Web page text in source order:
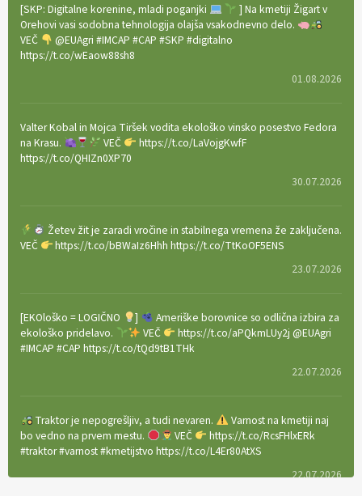
[SKP: Digitalne korenine, mladi poganjki
] Na kmetiji Žigart v
Orehovi vasi sodobna tehnologija olajša vsakodnevno delo.
VEČ
@EUAgri #IMCAP #CAP #SKP #digitalno
https://t.co/wEaow88sh8
01.08.2026
Valter Kobal in Mojca Tiršek vodita ekološko vinsko posestvo Fedora
na Krasu.
VEČ
https://t.co/LaVojgKwfF
https://t.co/QHIZn0XP70
30.07.2026
Žetev žit je zaradi vročine in stabilnega vremena že zaključena.
VEČ
https://t.co/bBWaIz6Hhh https://t.co/TtKoOF5ENS
23.07.2026
[EKOloško = LOGIČNO ]
Ameriške borovnice so odlična izbira za
ekološko pridelavo.
VEČ
https://t.co/aPQkmLUy2j @EUAgri
#IMCAP #CAP https://t.co/tQd9tB1THk
22.07.2026
Traktor je nepogrešljiv, a tudi nevaren.
Varnost na kmetiji naj
bo vedno na prvem mestu.
VEČ
https://t.co/RcsFHlxERk
#traktor #varnost #kmetijstvo https://t.co/L4Er80AtXS
22.07.2026